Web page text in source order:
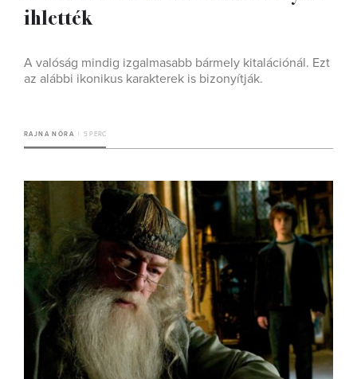
ihlették
A valóság mindig izgalmasabb bármely kitalációnál. Ezt
az alábbi ikonikus karakterek is bizonyítják.
RAJNA NÓRA 5 PERC